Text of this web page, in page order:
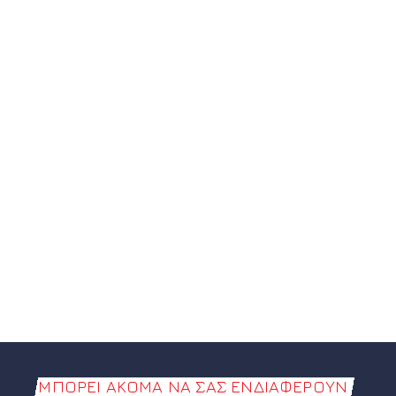
ΜΠΟΡΕΊ ΑΚΌΜΑ ΝΑ ΣΑΣ ΕΝΔΙΑΦΈΡΟΥΝ